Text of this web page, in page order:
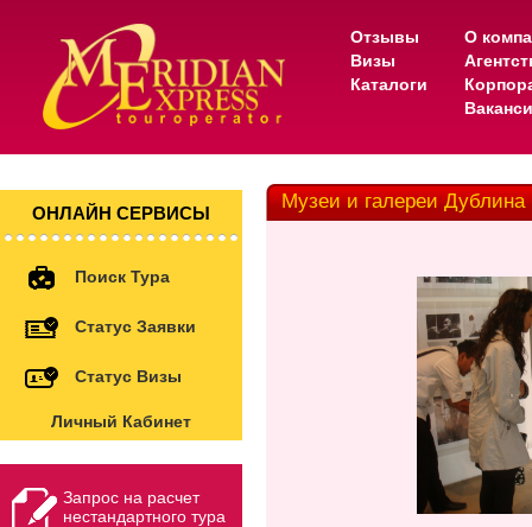
Отзывы
Визы
Каталоги
О
ОНЛАЙН СЕРВИСЫ
Поиск Тура
Статус Заявки
Статус Визы
Личный Кабинет
Запрос на расчет
нестандартного тура
Музеи и галереи Дублина